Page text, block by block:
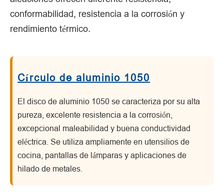
conformabilidad, resistencia a la corrosión y
rendimiento térmico.
Círculo de aluminio 1050
El disco de aluminio 1050 se caracteriza por su alta
pureza, excelente resistencia a la corrosión,
excepcional maleabilidad y buena conductividad
eléctrica. Se utiliza ampliamente en utensilios de
cocina, pantallas de lámparas y aplicaciones de
hilado de metales.